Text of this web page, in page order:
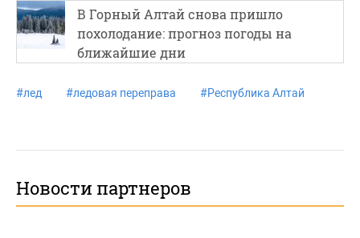
В Горный Алтай снова пришло
похолодание: прогноз погоды на
ближайшие дни
#лед #ледовая переправа #Республика Алтай
Новости партнеров